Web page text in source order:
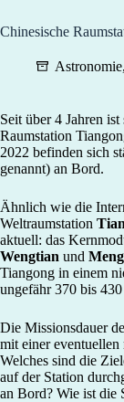
Chinesische
Astronomie,
Seit über 4 Jahren
Raumstation
2022 befinden sich
genannt) an Bord.
Ähnlich wie die
Weltraumstation
aktuell: das
Wengtian und
Tiangong in einem
ungefähr 370 bis
Die Missionsdauer
mit einer
Welches sind die
auf der Station
an Bord? Wie ist die